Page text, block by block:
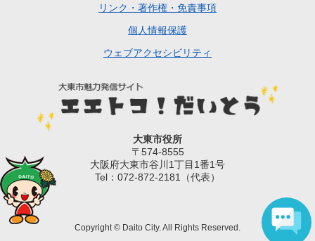
リンク・著作権・免責事項
個人情報保護
ウェブアクセシビリティ
大東市役所
〒574-8555
大阪府大東市谷川1丁目1番1号
Tel：072-872-2181（代表）
Copyright © Daito City. All Rights Reserved.